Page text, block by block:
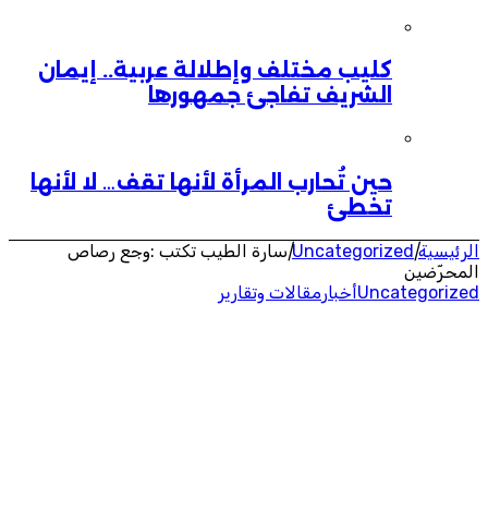
كليب مختلف وإطلالة عربية.. إيمان
الشريف تفاجئ جمهورها
حين تُحارب المرأة لأنها تقف… لا لأنها
تخطئ
الرئيسية|
Uncategorized
|سارة الطيب تكتب :وجع رصاص
المحرّضين
Uncategorizedأخبار مقالات وتقارير